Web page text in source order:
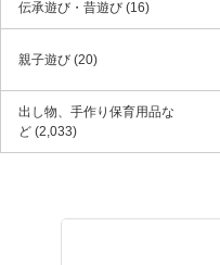
伝承遊び・昔遊び (16)
親子遊び (20)
出し物、手作り保育用品な
ど (2,033)